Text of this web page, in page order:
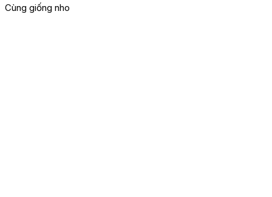
Cùng giống nho